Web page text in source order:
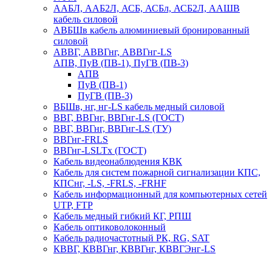
ААБЛ, ААБ2Л, АСБ, АСБл, АСБ2Л, ААШВ
кабель силовой
АВБШв кабель алюминиевый бронированный
силовой
АВВГ, АВВГнг, АВВГнг-LS
АПВ, ПуВ (ПВ-1), ПуГВ (ПВ-3)
АПВ
ПуВ (ПВ-1)
ПуГВ (ПВ-3)
ВБШв, нг, нг-LS кабель медный силовой
ВВГ, ВВГнг, ВВГнг-LS (ГОСТ)
ВВГ, ВВГнг, ВВГнг-LS (ТУ)
ВВГнг-FRLS
ВВГнг-LSLTx (ГОСТ)
Кабель видеонаблюдения КВК
Кабель для систем пожарной сигнализации КПС,
КПСнг, -LS, -FRLS, -FRHF
Кабель информационный для компьютерных сетей
UTP, FTP
Кабель медный гибкий КГ, РПШ
Кабель оптиковолоконный
Кабель радиочастотный РК, RG, SAT
КВВГ, КВВГнг, КВВГнг, КВВГЭнг-LS